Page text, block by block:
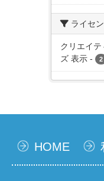
ライセ
クリエイ
ズ 表示 - 2
HOME